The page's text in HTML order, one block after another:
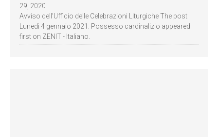
29, 2020
Avviso dell’Ufficio delle Celebrazioni Liturgiche The post
Lunedì 4 gennaio 2021: Possesso cardinalizio appeared
first on ZENIT - Italiano.